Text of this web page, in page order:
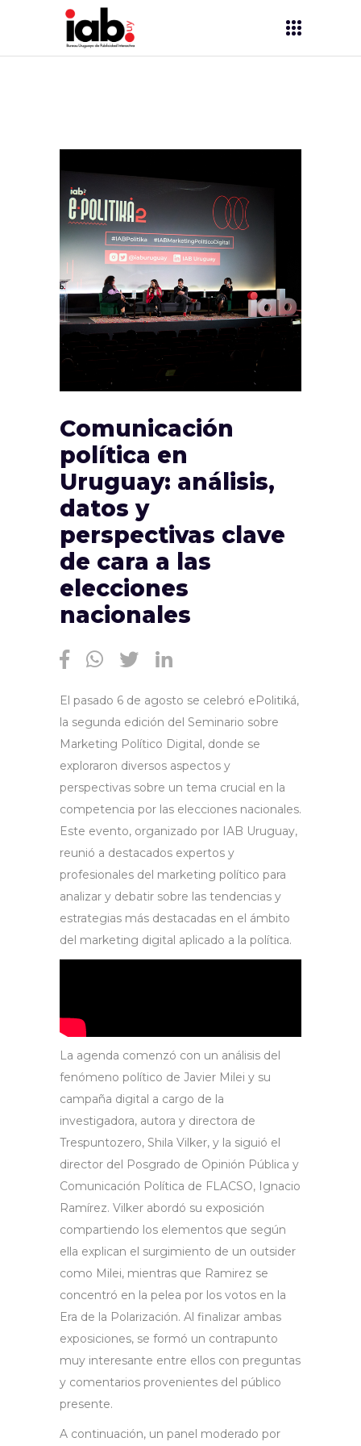
Comunicación
política en
Uruguay: análisis,
datos y
perspectivas clave
de cara a las
elecciones
nacionales
El pasado 6 de agosto se celebró ePolitiká,
la segunda edición del Seminario sobre
Marketing Político Digital, donde se
exploraron diversos aspectos y
perspectivas sobre un tema crucial en la
competencia por las elecciones nacionales.
Este evento, organizado por IAB Uruguay,
reunió a destacados expertos y
profesionales del marketing político para
analizar y debatir sobre las tendencias y
estrategias más destacadas en el ámbito
del marketing digital aplicado a la política.
La agenda comenzó con un análisis del
fenómeno político de Javier Milei y su
campaña digital a cargo de la
investigadora, autora y directora de
Trespuntozero, Shila Vilker, y la siguió el
director del Posgrado de Opinión Pública y
Comunicación Política de FLACSO, Ignacio
Ramírez. Vilker abordó su exposición
compartiendo los elementos que según
ella explican el surgimiento de un outsider
como Milei, mientras que Ramirez se
concentró en la pelea por los votos en la
Era de la Polarización. Al finalizar ambas
exposiciones, se formó un contrapunto
muy interesante entre ellos con preguntas
y comentarios provenientes del público
presente.
A continuación, un panel moderado por